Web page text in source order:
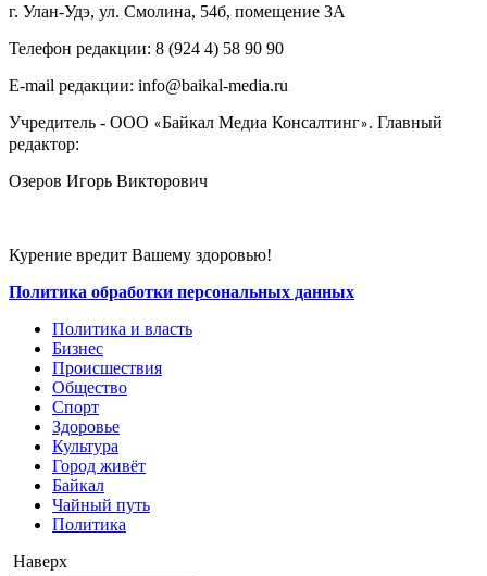
г. Улан-Удэ, ул. Смолина, 54б, помещение 3А
Телефон редакции: ‎‎8 (924 4) 58 90 90
E-mail редакции: info@baikal-media.ru
Учредитель - ООО «Байкал Медиа Консалтинг». Главный
редактор:
Озеров Игорь Викторович
Курение вредит Вашему здоровью!
Политика обработки персональных данных
Политика и власть
Бизнес
Происшествия
Общество
Cпорт
Здоровье
Культура
Город живёт
Байкал
Чайный путь
Политика
Наверх